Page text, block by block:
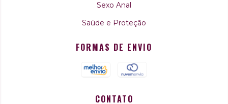
Sexo Anal
Saúde e Proteção
FORMAS DE ENVIO
CONTATO